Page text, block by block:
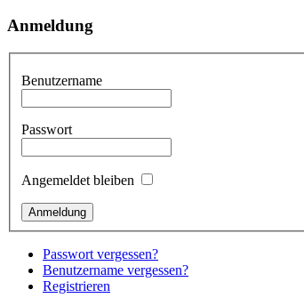
Anmeldung
Benutzername
Passwort
Angemeldet bleiben
Passwort vergessen?
Benutzername vergessen?
Registrieren